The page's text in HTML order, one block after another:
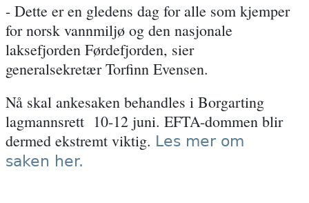
- Dette er en gledens dag for alle som kjemper
for norsk vannmiljø og den nasjonale
laksefjorden Førdefjorden, sier
generalsekretær Torfinn Evensen.
Nå skal ankesaken behandles i Borgarting
lagmannsrett 10-12 juni. EFTA-dommen blir
dermed ekstremt viktig. Les mer om
saken her.